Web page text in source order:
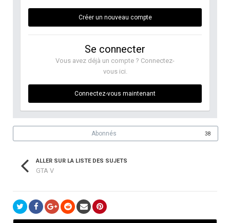
Créer un nouveau compte
Se connecter
Vous avez déjà un compte ? Connectez-
vous ici.
Connectez-vous maintenant
Abonnés 38
ALLER SUR LA LISTE DES SUJETS
GTA V